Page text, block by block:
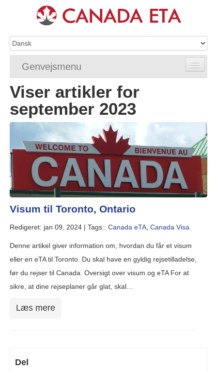
Genvejsmenu
Home
eTA-ansøgning
eTA-krav
eTA-FAQ'er
eTA-status
eTA-hjælpemidler
Viser artikler for
september 2023
Visum til Toronto, Ontario
Redigeret: jan 09, 2024 | Tags:: Canada eTA, Canada Visa
Denne artikel giver information om, hvordan du får et visum
eller en eTA til Toronto. Du skal have en gyldig rejsetilladelse,
før du rejser til Canada. Oversigt over visum og eTA For at
sikre, at dine rejseplaner går glat, skal…
Læs mere
Del